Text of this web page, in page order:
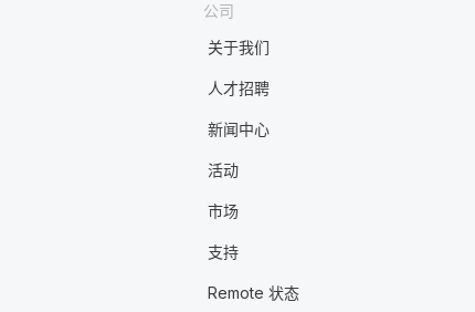
公司
关于我们
人才招聘
新闻中心
活动
市场
支持
Remote 状态